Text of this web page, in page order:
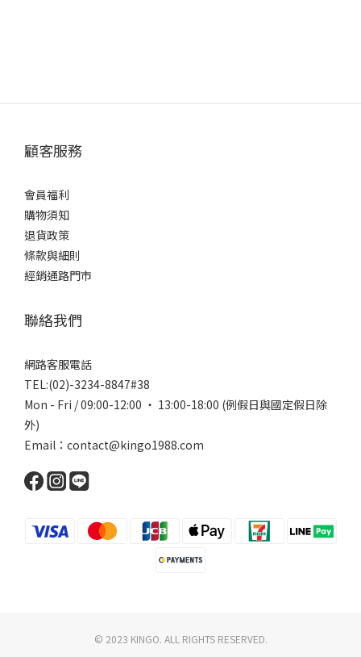
顧客服務
會員福利
購物須知
退貨政策
條款與細則
經銷通路門市
聯絡我們
網路客服電話
TEL:(02)-3234-8847#38
Mon - Fri / 09:00-12:00 ‧ 13:00-18:00 (例假日與國定假日除
外)
Email：contact@kingo1988.com
© 2023 KINGO. ALL RIGHTS RESERVED.